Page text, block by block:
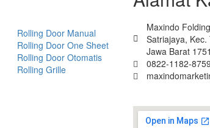
Rolling Door Manual
Rolling Door One Sheet
Rolling Door Otomatis
Rolling Grille
Maxindo
Satriajaya,
Jawa Barat
0822-1182-